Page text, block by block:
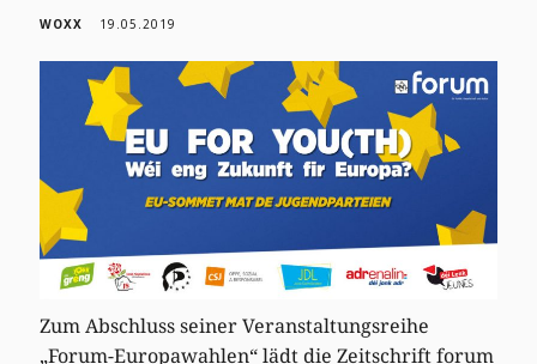
WOXX 19.05.2019
Zum Abschluss seiner Veranstaltungsreihe
„Forum-Europawahlen“ lädt die Zeitschrift forum